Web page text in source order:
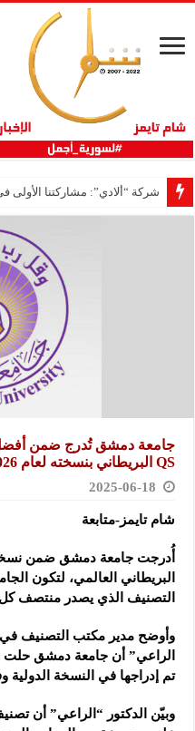
شركة “ألادي”: مشاركتنا الأولى
QS البريطاني بنسخته لعام 2026
2025-06-18
شام تايمز-متابعة
البريطاني العالمي، لتكون
التصنيف الذي يصدر منتصف كل
وأوضح مدير مكتب التصنيف
تم إدراجها في النسخة الدولية